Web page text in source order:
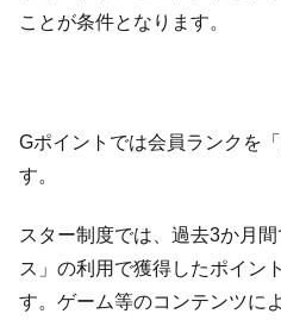
ことが条件となります。
Gポイントでは会員ランクを
す。
スター制度では、過去3か月
ス」の利用で獲得したポイン
す。ゲーム等のコンテンツに